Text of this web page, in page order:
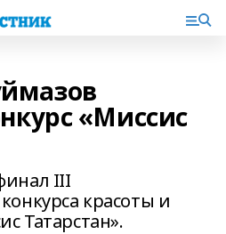
«Миссис
III
красоты и
Татарстан».